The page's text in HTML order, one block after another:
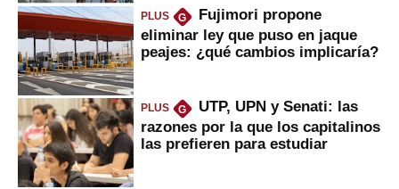
PLUS G
Fujimori propone
eliminar ley que puso en jaque
peajes: ¿qué cambios implicaría?
PLUS G
UTP, UPN y Senati: las
razones por la que los capitalinos
las prefieren para estudiar